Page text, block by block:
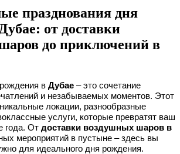
празднования дня
от доставки
до приключений в
в Дубае – это сочетание
и незабываемых моментов. Этот
локации, разнообразные
услуги, которые превратят ваш
года. От доставки воздушных шаров в
мероприятий в пустыне – здесь вы
для идеального дня рождения.